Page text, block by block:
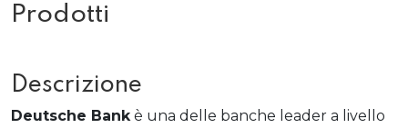
Prodotti
Descrizione
Deutsche Bankè una delle banche leader a livello